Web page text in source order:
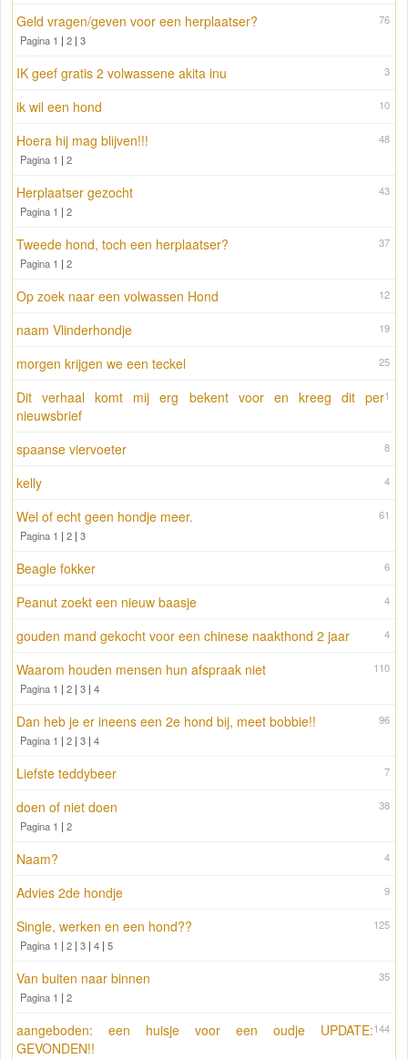
76
Geld vragen/geven voor een herplaatser?
Pagina 1 | 2 | 3
3
IK geef gratis 2 volwassene akita inu
10
ik wil een hond
48
Hoera hij mag blijven!!!
Pagina 1 | 2
43
Herplaatser gezocht
Pagina 1 | 2
37
Tweede hond, toch een herplaatser?
Pagina 1 | 2
12
Op zoek naar een volwassen Hond
19
naam Vlinderhondje
25
morgen krijgen we een teckel
1
Dit verhaal komt mij erg bekent voor en kreeg dit per
nieuwsbrief
8
spaanse viervoeter
4
kelly
61
Wel of echt geen hondje meer.
Pagina 1 | 2 | 3
6
Beagle fokker
4
Peanut zoekt een nieuw baasje
4
gouden mand gekocht voor een chinese naakthond 2 jaar
110
Waarom houden mensen hun afspraak niet
Pagina 1 | 2 | 3 | 4
96
Dan heb je er ineens een 2e hond bij, meet bobbie!!
Pagina 1 | 2 | 3 | 4
7
Liefste teddybeer
38
doen of niet doen
Pagina 1 | 2
4
Naam?
9
Advies 2de hondje
125
Single, werken en een hond??
Pagina 1 | 2 | 3 | 4 | 5
35
Van buiten naar binnen
Pagina 1 | 2
144
aangeboden: een huisje voor een oudje UPDATE:
GEVONDEN!!